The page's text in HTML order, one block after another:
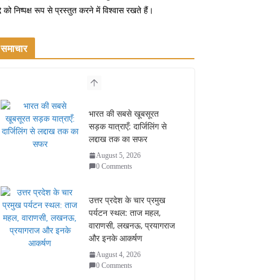
को निष्पक्ष रूप से प्रस्तुत करने में विश्वास रखते हैं।
समाचार
भारत की सबसे खूबसूरत
सड़क यात्राएँ: दार्जिलिंग से
लद्दाख तक का सफर
August 5, 2026
0 Comments
उत्तर प्रदेश के चार प्रमुख
पर्यटन स्थल: ताज महल,
वाराणसी, लखनऊ, प्रयागराज
और इनके आकर्षण
August 4, 2026
0 Comments